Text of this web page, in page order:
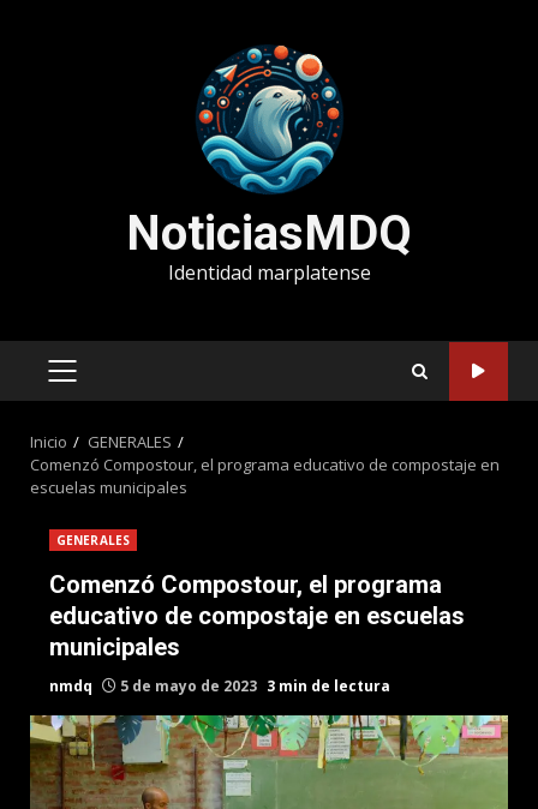
NoticiasMDQ
Identidad marplatense
MENÚ
Inicio
GENERALES
Comenzó Compostour, el programa educativo de compostaje en
escuelas municipales
GENERALES
Comenzó Compostour, el programa
educativo de compostaje en escuelas
municipales
nmdq 5 de mayo de 2023 3 min de lectura